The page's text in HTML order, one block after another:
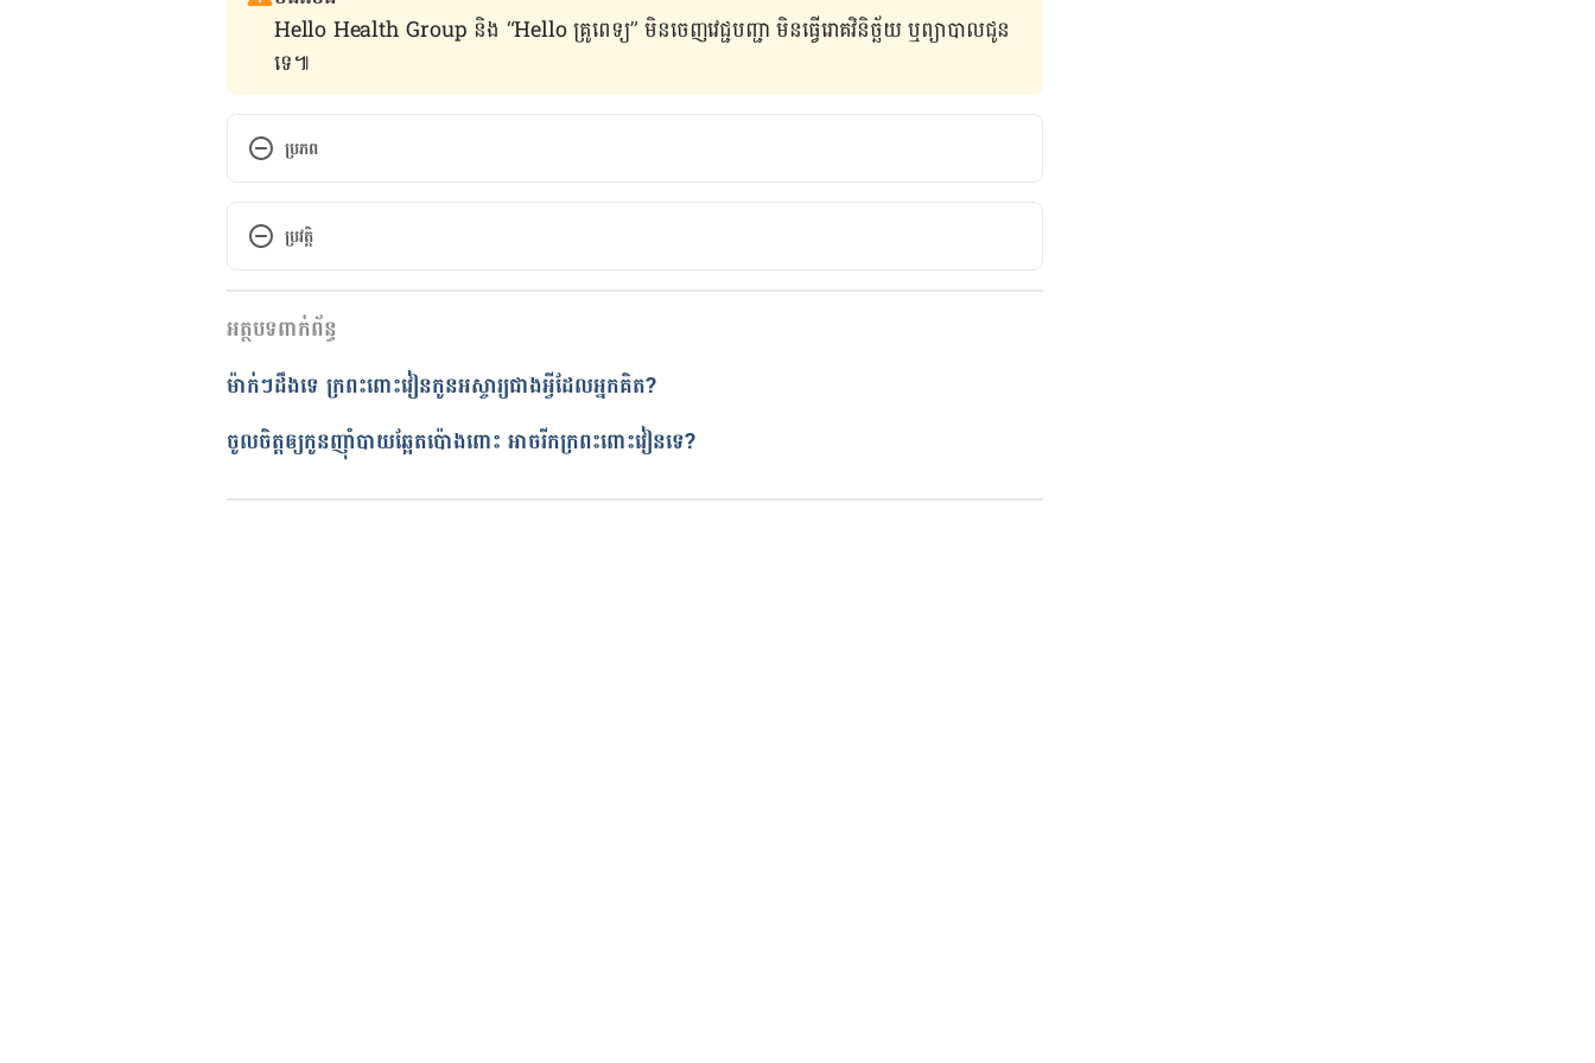
Hello Health Group និង “Hello គ្រូពេទ្យ” មិន​ចេញ​វេជ្ជបញ្ជា មិន​ធ្វើ​រោគវិនិច្ឆ័យ ឬ​ព្យាបាល​ជូន​
ទេ៕
ប្រភព
Probiotics, prebiotics and synbiotics- a
review https://www.ncbi.nlm.nih.gov/pmc/articles/PMC4648921/
A synbiotic mixture may have an impact on healthy young children’s gut
microbiota https://www.gutmicrobiotaforhealth.com/a-synbiotic-mixture-may-have-
an-impact-on-healthy-young-childrens-gut-microbiota/
ប្រវត្តិ
កំណែ​ប្រែបច្ចុប្បន្ន
14/01/2022
នាង សុខុមដាលីញ៉ា
ត្រួតពិនិត្យដោយ វេជ្ជ. ចាន់ ស៊ីណេត
បច្ចុប្បន្នភាពដោយ៖
ជីព ចិត្ត
អត្ថបទពាក់ព័ន្ធ
ម៉ាក់ៗដឹងទេ ក្រពះពោះវៀនកូនអស្ចារ្យជាងអ្វីដែលអ្នកគិត?
ចូលចិត្តឲ្យកូនញ៉ាំបាយឆ្អែតប៉ោងពោះ អាចរីកក្រពះពោះវៀនទេ?